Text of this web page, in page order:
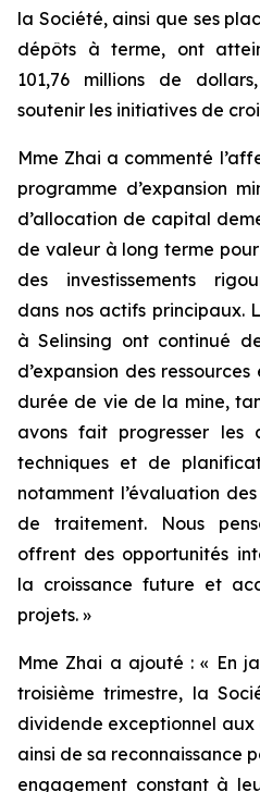
la Société, ainsi que ses
dépôts à terme, ont
101,76 millions de
soutenir les initiatives de
Mme Zhai a commenté
programme d’expansion
d’allocation de capital
de valeur à long terme
des investissements
dans nos actifs principaux.
à Selinsing ont continué
d’expansion des
durée de vie de la mine,
avons fait progresser les
techniques et de
notamment l’évaluation
de traitement. Nous
offrent des opportunités
la croissance future et
projets. »
Mme Zhai a ajouté : « En
troisième trimestre, la
dividende exceptionnel
ainsi de sa reconnaissance
engagement constant à